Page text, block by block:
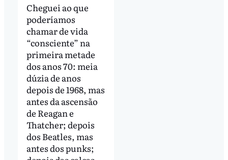
Cheguei ao que
poderíamos
chamar de vida
“consciente” na
primeira metade
dos anos 70: meia
dúzia de anos
depois de 1968, mas
antes da ascensão
de Reagan e
Thatcher; depois
dos Beatles, mas
antes dos punks;